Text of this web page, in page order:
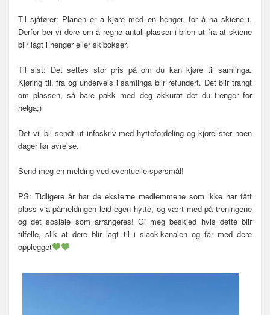
Til sjåfører: Planen er å kjøre med en henger, for å ha skiene i.
Derfor ber vi dere om å regne antall plasser i bilen ut fra at skiene
blir lagt i henger eller skibokser.
Til sist: Det settes stor pris på om du kan kjøre til samlinga.
Kjøring til, fra og underveis i samlinga blir refundert. Det blir trangt
om plassen, så bare pakk med deg akkurat det du trenger for
helga;)
Det vil bli sendt ut infoskriv med hyttefordeling og kjørelister noen
dager før avreise.
Send meg en melding ved eventuelle spørsmål!
PS: Tidligere år har de eksterne medlemmene som ikke har fått
plass via påmeldingen leid egen hytte, og vært med på treningene
og det sosiale som arrangeres! Gi meg beskjed hvis dette blir
tilfelle, slik at dere blir lagt til i slack-kanalen og får med dere
opplegget